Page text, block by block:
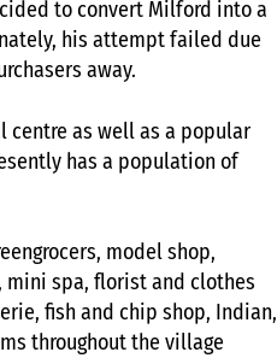
to convert Milford into a
his attempt failed due
away.
as well as a popular
has a population of
model shop,
mini spa, florist and clothes
fish and chip shop, Indian,
throughout the village